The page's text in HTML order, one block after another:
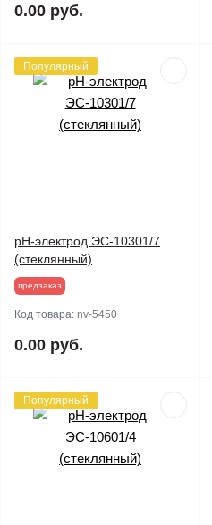
0.00 руб.
Популярный
pH-электрод ЭС-10301/7
(стеклянный)
предзаказ
Код товара: nv-5450
0.00 руб.
Популярный